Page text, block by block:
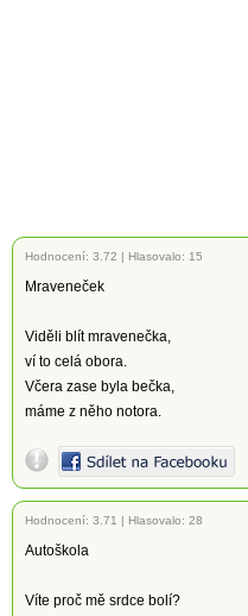
Hodnocení: 3.72 | Hlasovalo: 15
Mraveneček
Viděli blít mravenečka,
ví to celá obora.
Včera zase byla bečka,
máme z něho notora.
Hodnocení: 3.71 | Hlasovalo: 28
Autoškola
Víte proč mě srdce bolí?